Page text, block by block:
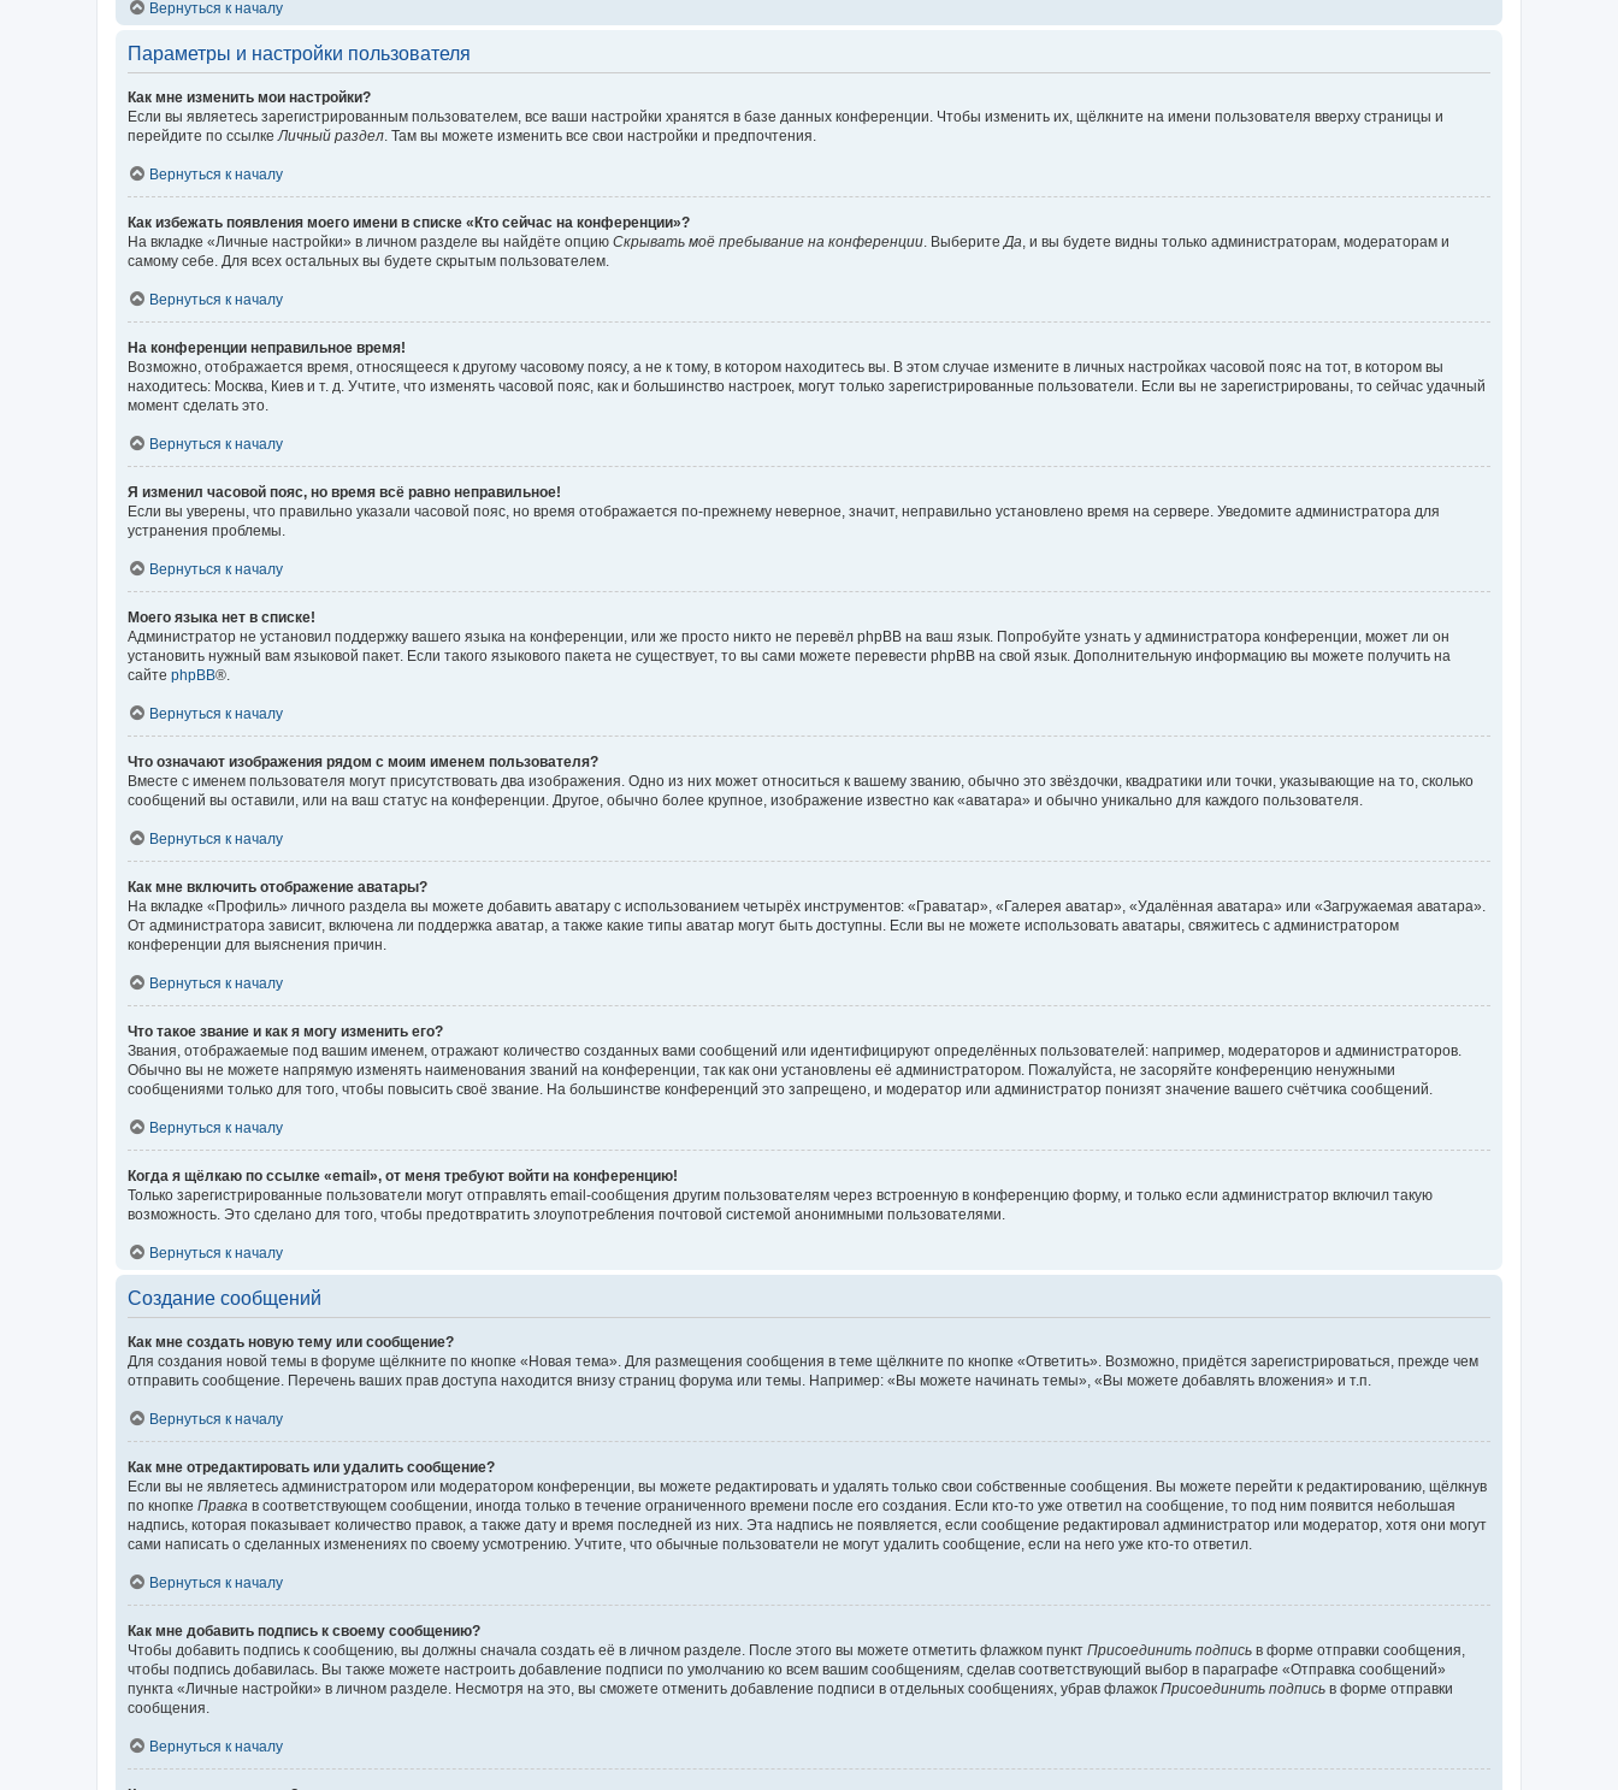
Вернуться к началу
Параметры и настройки пользователя
Как мне изменить мои настройки?
Если вы являетесь зарегистрированным пользователем, все ваши настройки хранятся в базе данных конференции. Чтобы изменить их, щёлкните на имени пользователя вверху страницы и
перейдите по ссылке Личный раздел . Там вы можете изменить все свои настройки и предпочтения.
Вернуться к началу
Как избежать появления моего имени в списке «Кто сейчас на конференции»?
На вкладке «Личные настройки» в личном разделе вы найдёте опцию Скрывать моё пребывание на конференции . Выберите Да , и вы будете видны только администраторам, модераторам и
самому себе. Для всех остальных вы будете скрытым пользователем.
Вернуться к началу
На конференции неправильное время!
Возможно, отображается время, относящееся к другому часовому поясу, а не к тому, в котором находитесь вы. В этом случае измените в личных настройках часовой пояс на тот, в котором вы
находитесь: Москва, Киев и т. д. Учтите, что изменять часовой пояс, как и большинство настроек, могут только зарегистрированные пользователи. Если вы не зарегистрированы, то сейчас удачный
момент сделать это.
Вернуться к началу
Я изменил часовой пояс, но время всё равно неправильное!
Если вы уверены, что правильно указали часовой пояс, но время отображается по-прежнему неверное, значит, неправильно установлено время на сервере. Уведомите администратора для
устранения проблемы.
Вернуться к началу
Моего языка нет в списке!
Администратор не установил поддержку вашего языка на конференции, или же просто никто не перевёл phpBB на ваш язык. Попробуйте узнать у администратора конференции, может ли он
установить нужный вам языковой пакет. Если такого языкового пакета не существует, то вы сами можете перевести phpBB на свой язык. Дополнительную информацию вы можете получить на
сайте phpBB®.
Вернуться к началу
Что означают изображения рядом с моим именем пользователя?
Вместе с именем пользователя могут присутствовать два изображения. Одно из них может относиться к вашему званию, обычно это звёздочки, квадратики или точки, указывающие на то, сколько
сообщений вы оставили, или на ваш статус на конференции. Другое, обычно более крупное, изображение известно как «аватара» и обычно уникально для каждого пользователя.
Вернуться к началу
Как мне включить отображение аватары?
На вкладке «Профиль» личного раздела вы можете добавить аватару с использованием четырёх инструментов: «Граватар», «Галерея аватар», «Удалённая аватара» или «Загружаемая аватара».
От администратора зависит, включена ли поддержка аватар, а также какие типы аватар могут быть доступны. Если вы не можете использовать аватары, свяжитесь с администратором
конференции для выяснения причин.
Вернуться к началу
Что такое звание и как я могу изменить его?
Звания, отображаемые под вашим именем, отражают количество созданных вами сообщений или идентифицируют определённых пользователей: например, модераторов и администраторов.
Обычно вы не можете напрямую изменять наименования званий на конференции, так как они установлены её администратором. Пожалуйста, не засоряйте конференцию ненужными
сообщениями только для того, чтобы повысить своё звание. На большинстве конференций это запрещено, и модератор или администратор понизят значение вашего счётчика сообщений.
Вернуться к началу
Когда я щёлкаю по ссылке «email», от меня требуют войти на конференцию!
Только зарегистрированные пользователи могут отправлять email-сообщения другим пользователям через встроенную в конференцию форму, и только если администратор включил такую
возможность. Это сделано для того, чтобы предотвратить злоупотребления почтовой системой анонимными пользователями.
Вернуться к началу
Создание сообщений
Как мне создать новую тему или сообщение?
Для создания новой темы в форуме щёлкните по кнопке «Новая тема». Для размещения сообщения в теме щёлкните по кнопке «Ответить». Возможно, придётся зарегистрироваться, прежде чем
отправить сообщение. Перечень ваших прав доступа находится внизу страниц форума или темы. Например: «Вы можете начинать темы», «Вы можете добавлять вложения» и т.п.
Вернуться к началу
Как мне отредактировать или удалить сообщение?
Если вы не являетесь администратором или модератором конференции, вы можете редактировать и удалять только свои собственные сообщения. Вы можете перейти к редактированию, щёлкнув
по кнопке Правка в соответствующем сообщении, иногда только в течение ограниченного времени после его создания. Если кто-то уже ответил на сообщение, то под ним появится небольшая
надпись, которая показывает количество правок, а также дату и время последней из них. Эта надпись не появляется, если сообщение редактировал администратор или модератор, хотя они могут
сами написать о сделанных изменениях по своему усмотрению. Учтите, что обычные пользователи не могут удалить сообщение, если на него уже кто-то ответил.
Вернуться к началу
Как мне добавить подпись к своему сообщению?
Чтобы добавить подпись к сообщению, вы должны сначала создать её в личном разделе. После этого вы можете отметить флажком пункт Присоединить подпись в форме отправки сообщения,
чтобы подпись добавилась. Вы также можете настроить добавление подписи по умолчанию ко всем вашим сообщениям, сделав соответствующий выбор в параграфе «Отправка сообщений»
пункта «Личные настройки» в личном разделе. Несмотря на это, вы сможете отменить добавление подписи в отдельных сообщениях, убрав флажок Присоединить подпись в форме отправки
сообщения.
Вернуться к началу